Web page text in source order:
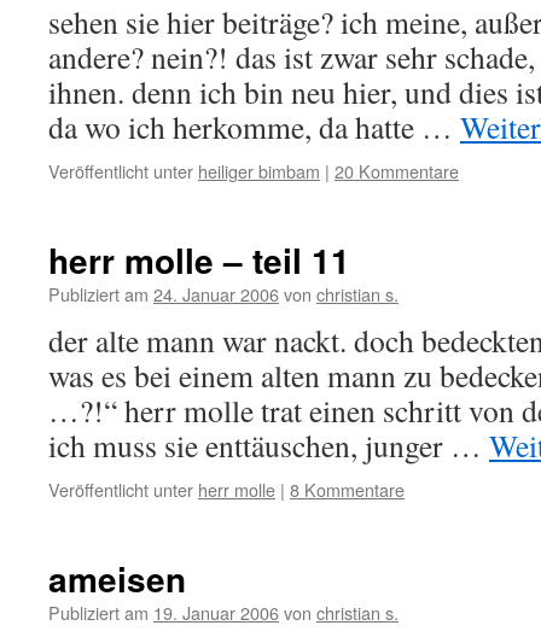
sehen sie hier beiträge? ich meine,
andere? nein?! das ist zwar sehr
ihnen. denn ich bin neu hier, und dies
da wo ich herkomme, da hatte …
Veröffentlicht unter heiliger bimbam | 20 Kommentare
herr molle – teil 11
Publiziert am 24. Januar 2006von christian s.
der alte mann war nackt. doch
was es bei einem alten mann zu
…?!“ herr molle trat einen schritt von
ich muss sie enttäuschen, junger …
Veröffentlicht unter herr molle | 8 Kommentare
ameisen
Publiziert am 19. Januar 2006von christian s.